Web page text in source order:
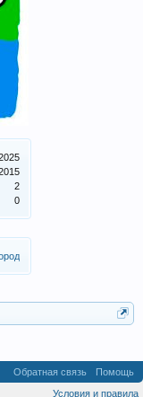
2
0
Обратная связь
Помощь
Условия и правила